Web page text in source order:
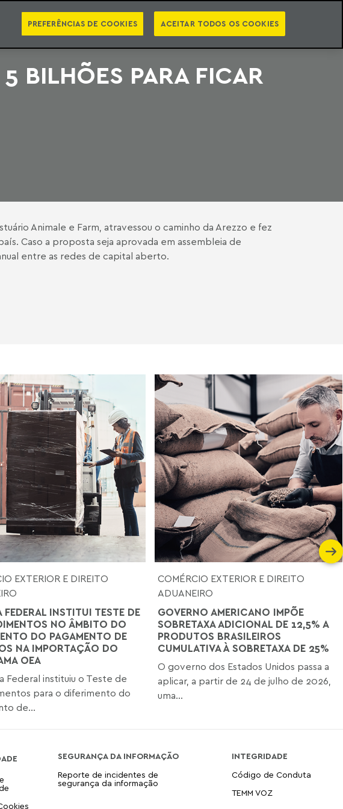
EBOOKS PODCASTS NEWSLETTER VIDEOCASTS PT EN CATEGORIAS
BILHÕES PARA FICAR
Animale e Farm, atravessou o caminho da Arezzo e fez
Caso a proposta seja aprovada em assembleia de
entre as redes de capital aberto.
EXTERIOR E DIREITO
FEDERAL INSTITUI TESTE DE
NO ÂMBITO DO
DO PAGAMENTO DE
NA IMPORTAÇÃO DO
OEA
Federal instituiu o Teste de
para o diferimento do
de...
COMÉRCIO EXTERIOR E DIREITO
ADUANEIRO
GOVERNO AMERICANO IMPÕE
SOBRETAXA ADICIONAL DE 12,5% A
PRODUTOS BRASILEIROS
CUMULATIVA À SOBRETAXA DE 25%
O governo dos Estados Unidos passa a
aplicar, a partir de 24 de julho de 2026,
uma...
SEGURANÇA DA INFORMAÇÃO
Reporte de incidentes de
segurança da informação
INTEGRIDADE
Código de Conduta
TEMM VOZ
PREFERÊNCIAS DE COOKIES ACEITAR TODOS OS COOKIES